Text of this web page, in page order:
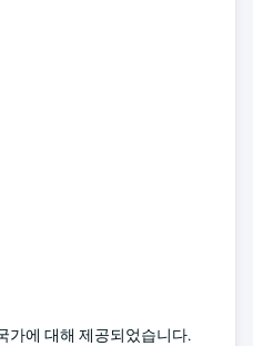
가에 대해 제공되었습니다.